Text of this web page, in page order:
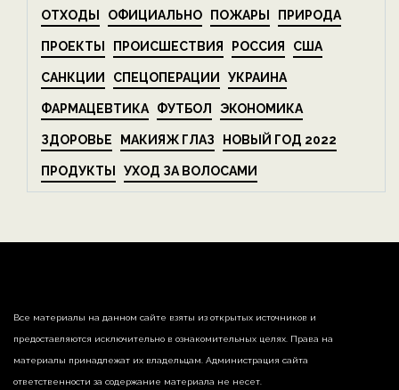
ОТХОДЫ ОФИЦИАЛЬНО ПОЖАРЫ ПРИРОДА
ПРОЕКТЫ ПРОИСШЕСТВИЯ РОССИЯ США
САНКЦИИ СПЕЦОПЕРАЦИИ УКРАИНА
ФАРМАЦЕВТИКА ФУТБОЛ ЭКОНОМИКА
ЗДОРОВЬЕ МАКИЯЖ ГЛАЗ НОВЫЙ ГОД 2022
ПРОДУКТЫ УХОД ЗА ВОЛОСАМИ
Все материалы на данном сайте взяты из открытых источников и
предоставляются исключительно в ознакомительных целях. Права на
материалы принадлежат их владельцам. Администрация сайта
ответственности за содержание материала не несет.